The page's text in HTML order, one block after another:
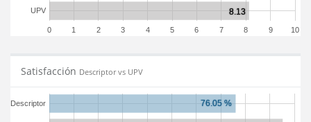
0 1 2 3 4 5 6 7 8 9 10
UPV
Satisfacción Descriptor vs UPV
Descriptor